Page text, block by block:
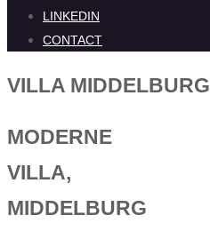
LINKEDIN
CONTACT
VILLA MIDDELBURG
MODERNE
VILLA,
MIDDELBURG